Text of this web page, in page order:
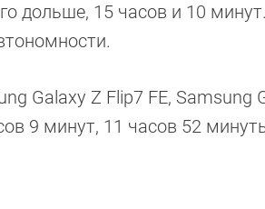
дольше, 15 часов и 10
Galaxy Z Flip7 FE, Samsung
9 минут, 11 часов 52